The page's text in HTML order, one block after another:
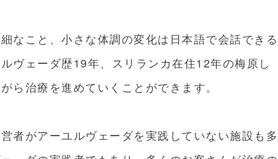
なこと、小さな体調の変化は日本語で会話できる
ヴェーダ歴19年、スリランカ在住12年の梅原し
ら治療を進めていくことができます。
者がアーユルヴェーダを実践していない施設も多